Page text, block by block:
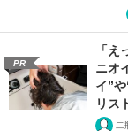
PR
「
ニオ
イ”
リス
二